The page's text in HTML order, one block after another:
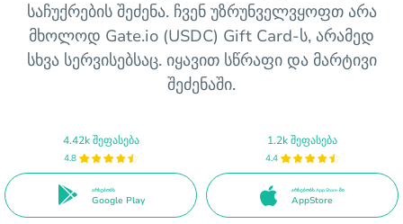
საჩუქრების შეძენა. ჩვენ უზრუნველვყოფთ არა
მხოლოდ Gate.io (USDC) Gift Card-ს, არამედ
სხვა სერვისებსაც. იყავით სწრაფი და მარტივი
შეძენაში.
4.42k შეფასება
4.8
არსებობს
Google Play
1.2k შეფასება
4.4
არსებობს App Store-ში
AppStore